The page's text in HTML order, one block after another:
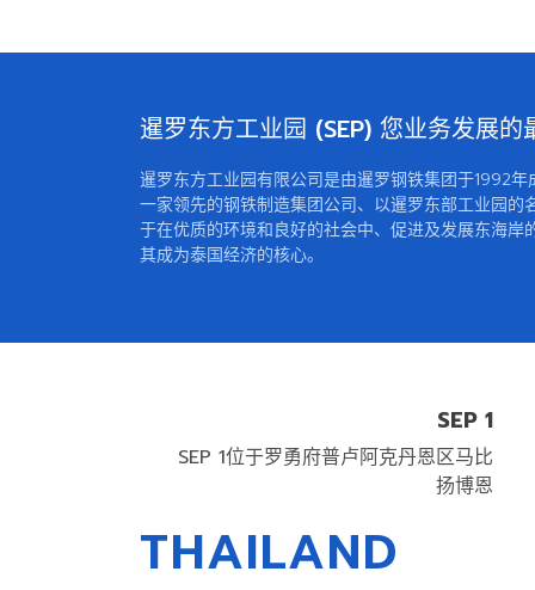
暹罗东方工业园 (SEP) 您业务发展的
暹罗东方工业园有限公司是由暹罗钢铁集团于1992年
一家领先的钢铁制造集团公司、以暹罗东部工业园的
于在优质的环境和良好的社会中、促进及发展东海岸
其成为泰国经济的核心。
THAILAND
SEP 1
SEP 1位于罗勇府普卢阿克丹恩区马比
扬博恩